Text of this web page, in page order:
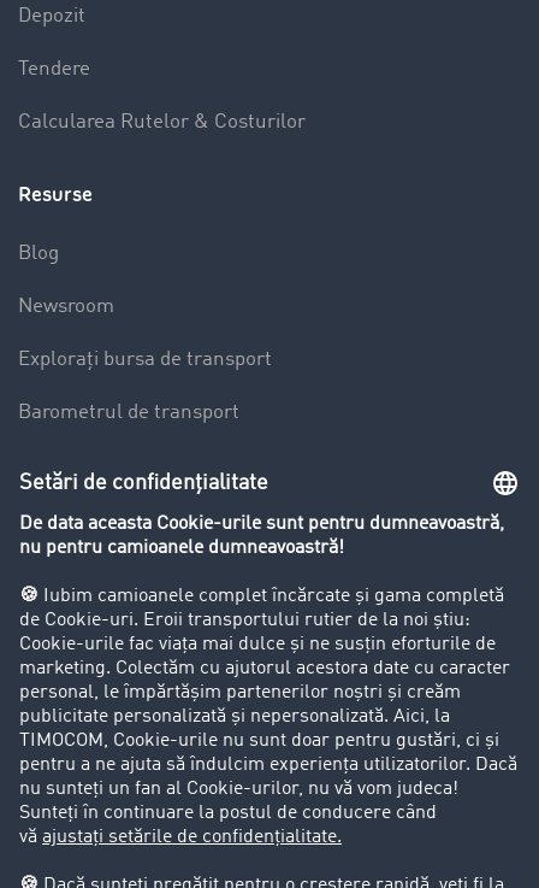
Depozit
Tendere
Calcularea Rutelor & Costurilor
Resurse
Blog
Newsroom
Explorați bursa de transport
Barometrul de transport
Restricții de circulație pentru autocamioane
Firma
Success Stories
Clienții aduc clienți
Aspecte legale
Impressum